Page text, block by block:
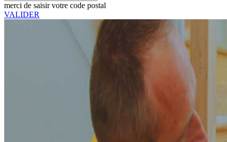
merci de saisir votre code postal
VALIDER